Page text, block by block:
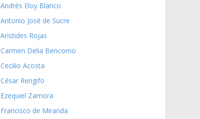
Andrés Eloy Blanco
Antonio José de Sucre
Aristides Rojas
Carmen Delia Bencomo
Cecilio Acosta
César Rengifo
Ezequiel Zamora
Francisco de Miranda